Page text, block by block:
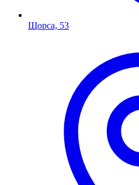
Щорса, 53